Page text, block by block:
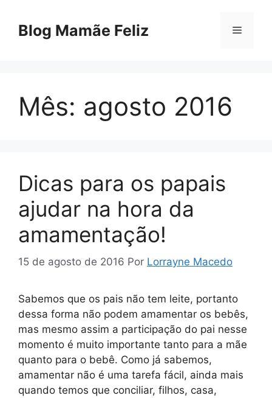
paraBlog Mamãe Feliz Menu
Mês: agosto 2016
Dicas para os papais
ajudar na hora da
amamentação!
15 de agosto de 2016 Por Lorrayne Macedo
Sabemos que os pais não tem leite, portanto
dessa forma não podem amamentar os bebês,
mas mesmo assim a participação do pai nesse
momento é muito importante tanto para a mãe
quanto para o bebê. Como já sabemos,
amamentar não é uma tarefa fácil, ainda mais
quando temos que conciliar, filhos, casa,